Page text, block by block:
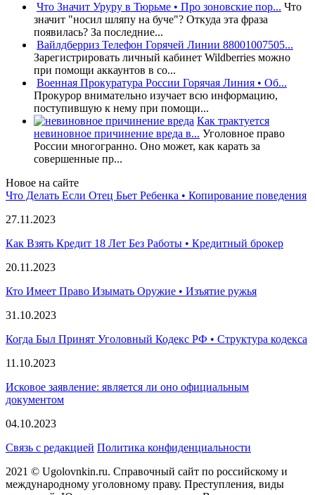
Что Значит Уруру в Тюрьме • Про зоновские пор... Что
значит "носил шляпу на буче"? Откуда эта фраза
появилась? За последние...
Вайлдберриз Телефон Горячей Линии 88001007505...
Зарегистрировать личный кабинет Wildberries можно
при помощи аккаунтов в со...
Военная Прокуратура России Горячая Линия • Об...
Прокурор внимательно изучает всю информацию,
поступившую к нему при помощи...
Как трактуется
невиновное причинение вреда в... Уголовное право
России многогранно. Оно может, как карать за
совершенные пр...
Новое на сайте
Что Делать Если Отец Бьет Ребенка • Копирование поведения
27.11.2023
Как Взять Кредит 18 Лет Без Работы • Кредитный брокер
20.11.2023
Кто Имеет Право Изымать Оружие • Изъятие ружья
31.10.2023
Когда Был Принят Уголовный Кодекс РФ • Структура кодекса
11.10.2023
Исковое заявление: является ли оно официальным
документом
04.10.2023
Связь с редакцией Политика конфиденциальности
2021 © Ugolovnkin.ru. Справочный сайт по российскому и
международному уголовному праву. Преступления, виды